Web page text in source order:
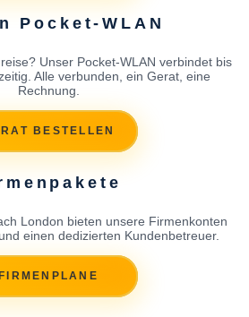
Pocket-WLAN
Unser Pocket-WLAN verbindet bis
Alle verbunden, ein Gerat, eine
Rechnung.
BESTELLEN
London bieten unsere Firmenkonten
einen dedizierten Kundenbetreuer.
FIRMENPLANE